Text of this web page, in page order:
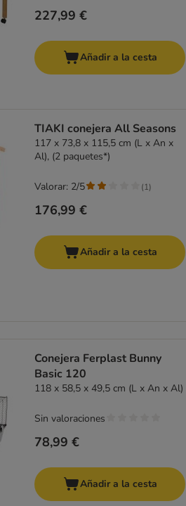
227,99 €
Añadir a la cesta
TIAKI conejera All Seasons
117 x 73,8 x 115,5 cm (L x An x
Al), (2 paquetes*)
176,99 €
Valorar: 2/5 (1)
Añadir a la cesta
Conejera Ferplast Bunny
Basic 120
118 x 58,5 x 49,5 cm (L x An x Al)
78,99 €
Sin valoraciones
Añadir a la cesta